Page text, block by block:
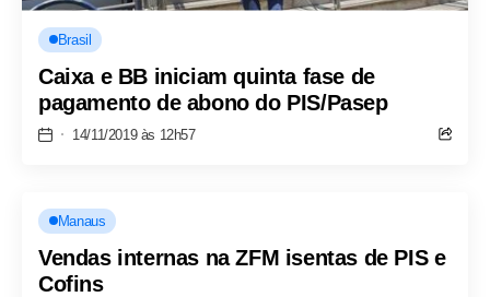
Brasil
Caixa e BB iniciam quinta fase de
pagamento de abono do PIS/Pasep
14/11/2019 às 12h57
Manaus
Vendas internas na ZFM isentas de PIS e
Cofins